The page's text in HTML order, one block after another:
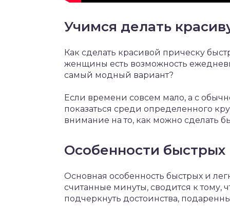
Учимся делать
Как сделать красивой прическу
женщины есть возможность
самый модный вариант?
Если времени совсем мало, а с
показаться среди определенного
внимание на то, как можно сделать
Особенности быстрых
Основная особенность быстрых и
считанные минуты, сводится к тому,
подчеркнуть достоинства,